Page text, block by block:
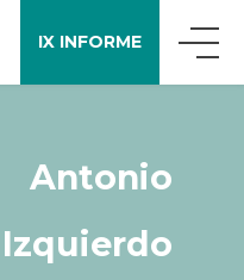
IX INFORME
Antonio
Izquierdo